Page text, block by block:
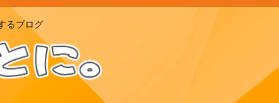
るブログ